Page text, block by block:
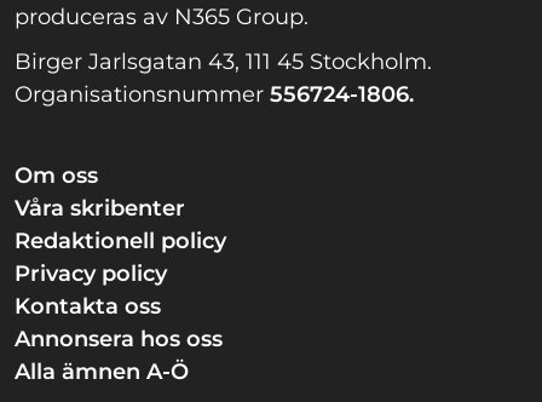
produceras av N365 Group.
Birger Jarlsgatan 43, 111 45 Stockholm.
Organisationsnummer 556724-1806.
Om oss
Våra skribenter
Redaktionell policy
Privacy policy
Kontakta oss
Annonsera hos oss
Alla ämnen A-Ö